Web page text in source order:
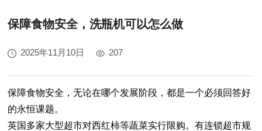
保障食物安全，洗瓶机可以怎么做
2025年11月10日 207
保障食物安全，无论在哪个发展阶段，都是一个必须回答好
的永恒课题。
英国多家大型超市对西红柿等蔬菜实行限购。有连锁超市规